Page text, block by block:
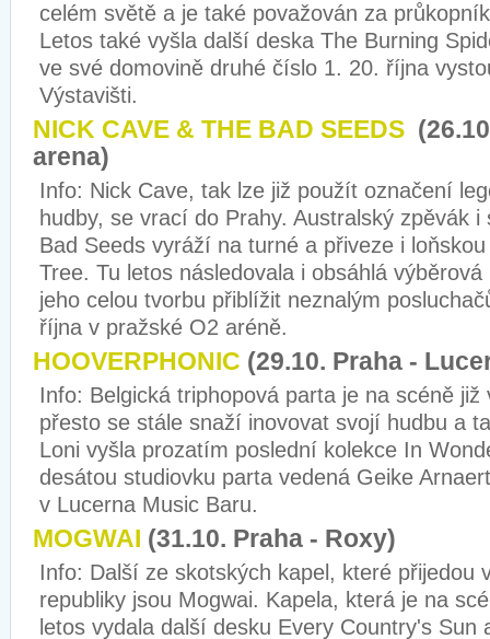
celém světě a je také považován za
Letos také vyšla další deska The Burning
ve své domovině druhé číslo 1. 20. října
Výstavišti.
NICK CAVE & THE BAD SEEDS
arena)
Info: Nick Cave, tak lze již použít označení
hudby, se vrací do Prahy. Australský zpěvák
Bad Seeds vyráží na turné a přiveze i
Tree. Tu letos následovala i obsáhlá
jeho celou tvorbu přiblížit neznalým
října v pražské O2 aréně.
HOOVERPHONIC (29.10. Praha -
Info: Belgická triphopová parta je na scéně
přesto se stále snaží inovovat svojí hudbu a
Loni vyšla prozatím poslední kolekce In
desátou studiovku parta vedená Geike
v Lucerna Music Baru.
MOGWAI (31.10. Praha - Roxy)
Info: Další ze skotských kapel, které přijedou
republiky jsou Mogwai. Kapela, která je na
letos vydala další desku Every Country's Sun